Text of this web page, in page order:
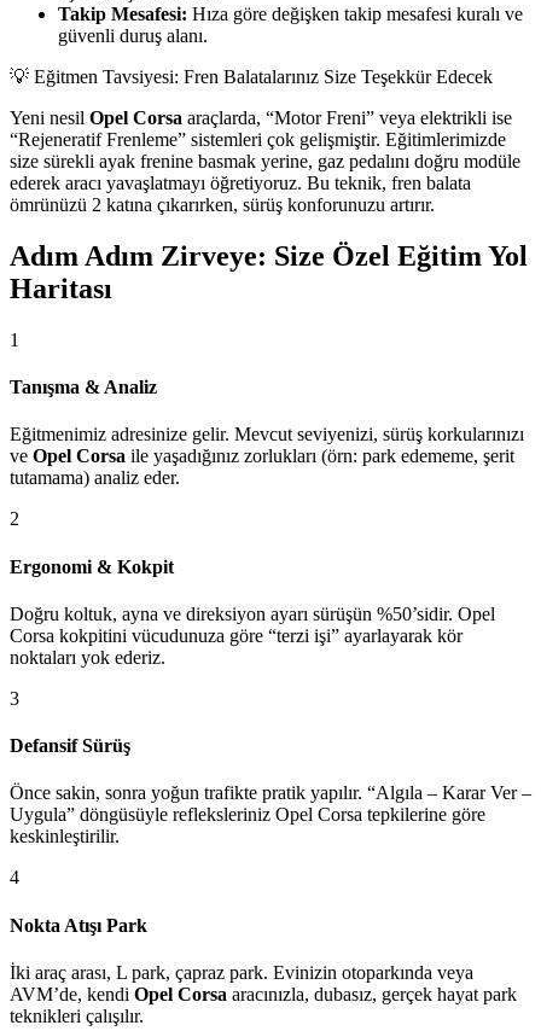
Takip Mesafesi: Hıza göre değişken takip mesafesi kuralı ve
güvenli duruş alanı.
💡 Eğitmen Tavsiyesi: Fren Balatalarınız Size Teşekkür Edecek
Yeni nesil Opel Corsa araçlarda, “Motor Freni” veya elektrikli ise
“Rejeneratif Frenleme” sistemleri çok gelişmiştir. Eğitimlerimizde
size sürekli ayak frenine basmak yerine, gaz pedalını doğru modüle
ederek aracı yavaşlatmayı öğretiyoruz. Bu teknik, fren balata
ömrünüzü 2 katına çıkarırken, sürüş konforunuzu artırır.
Adım Adım Zirveye: Size Özel Eğitim Yol
Haritası
1
Tanışma & Analiz
Eğitmenimiz adresinize gelir. Mevcut seviyenizi, sürüş korkularınızı
ve Opel Corsa ile yaşadığınız zorlukları (örn: park edememe, şerit
tutamama) analiz eder.
2
Ergonomi & Kokpit
Doğru koltuk, ayna ve direksiyon ayarı sürüşün %50’sidir. Opel
Corsa kokpitini vücudunuza göre “terzi işi” ayarlayarak kör
noktaları yok ederiz.
3
Defansif Sürüş
Önce sakin, sonra yoğun trafikte pratik yapılır. “Algıla – Karar Ver –
Uygula” döngüsüyle refleksleriniz Opel Corsa tepkilerine göre
keskinleştirilir.
4
Nokta Atışı Park
İki araç arası, L park, çapraz park. Evinizin otoparkında veya
AVM’de, kendi Opel Corsa aracınızla, dubasız, gerçek hayat park
teknikleri çalışılır.